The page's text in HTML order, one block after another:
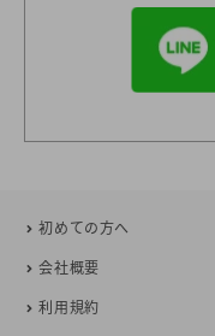
初めての方へ
会社概要
利用規約